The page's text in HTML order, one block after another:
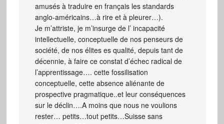
amusés à traduire en français les standards
anglo-américains…à rire et à pleurer…).
Je m’attriste, je m’insurge de l’ incapacité
intellectuelle, conceptuelle de nos penseurs de
société, de nos élites es qualité, depuis tant de
décennie, à faire ce constat d’échec radical de
l’apprentissage…. cette fossilisation
conceptuelle, cette absence aliénante de
prospective pragmatique..et leur conséquences
sur le déclin….A moins que nous ne voulions
rester… petits…tout petits…Suisse sans